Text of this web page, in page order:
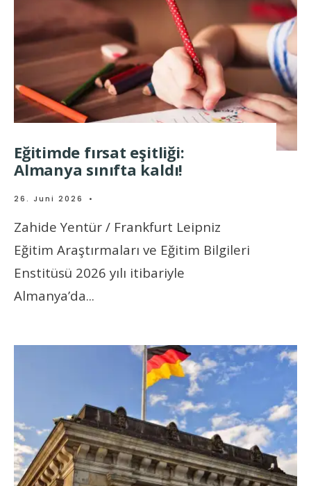
Eğitimde fırsat eşitliği:
Almanya sınıfta kaldı!
26. Juni 2026 •
Zahide Yentür / Frankfurt Leipniz
Eğitim Araştırmaları ve Eğitim Bilgileri
Enstitüsü 2026 yılı itibariyle
Almanya’da...